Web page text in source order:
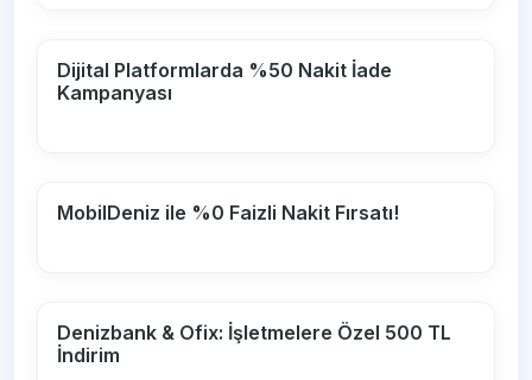
Dijital Platformlarda %50 Nakit İade
Kampanyası
MobilDeniz ile %0 Faizli Nakit Fırsatı!
Denizbank & Ofix: İşletmelere Özel 500 TL
İndirim